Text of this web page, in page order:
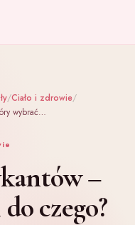
/Ciało i zdrowie/
wybrać…
–
czego?